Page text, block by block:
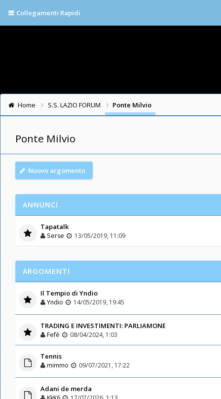
Collegamenti Rapidi
Home S.S. LAZIO FORUM Ponte Milvio
Ponte Milvio
Nuovo argomento
ANNUNCI
Tapatalk
Serse 13/05/2019, 11:09
ARGOMENTI
Il Tempio di Yndio
Yndio 14/05/2019, 19:45
TRADING E INVESTIMENTI: PARLIAMONE
Fefè 08/04/2024, 1:03
Tennis
mimmo 09/07/2021, 17:22
Adani de merda